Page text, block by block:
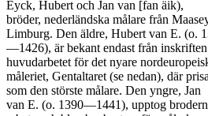
Eyck, Hubert och Jan van [fan äik),
bröder, nederländska målare från
Limburg. Den äldre, Hubert van E. (o.
—1426), är bekant endast från inskriften
huvudarbetet för det nyare
måleriet, Gentaltaret (se nedan), där
som den störste målare. Den yngre, Jan
van E. (o. 1390—1441), upptog